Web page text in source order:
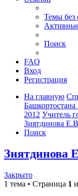
Темы без
Поиск
FAQ
Вход
Регистрация
На главную
Башкортостана
2012 Учитель
Зиятдинова
Поиск
Зиятдинова
Закрыто
1 тема • Страница 1